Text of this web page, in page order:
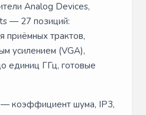
Analog Devices,
— 27 позиций:
трактов,
усилением (VGA),
единиц ГГц, готовые
коэффициент шума, IP3,